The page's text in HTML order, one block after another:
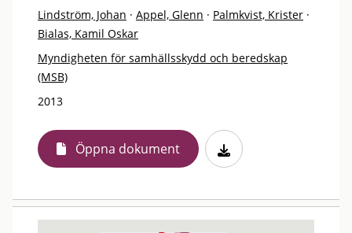
Lindström, Johan · Appel, Glenn · Palmkvist, Krister ·
Bialas, Kamil Oskar
Myndigheten för samhällsskydd och beredskap
(MSB)
2013
Öppna dokument